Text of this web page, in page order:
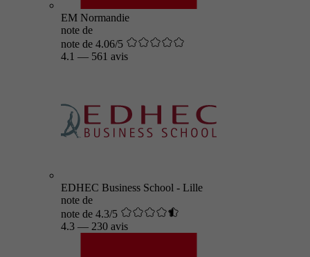
EM Normandie
note de
note de 4.06/5
4.1 — 561 avis
EDHEC Business School - Lille
note de
note de 4.3/5
4.3 — 230 avis